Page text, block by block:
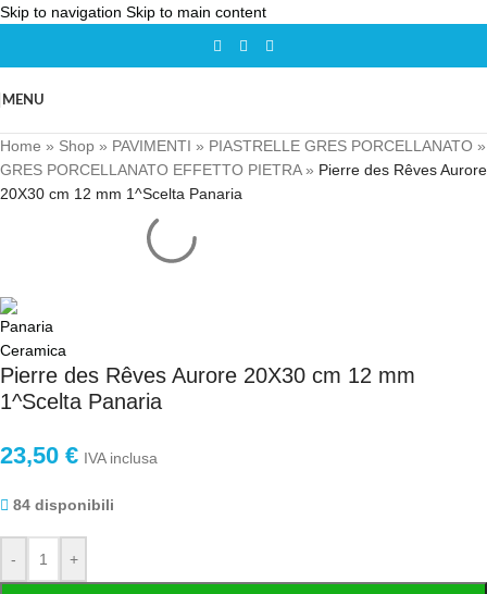
Skip to navigation Skip to main content
MENU
Home » Shop » PAVIMENTI » PIASTRELLE GRES PORCELLANATO »
GRES PORCELLANATO EFFETTO PIETRA» Pierre des Rêves Aurore
20X30 cm 12 mm 1^Scelta Panaria
Pierre des Rêves Aurore 20X30 cm 12 mm
1^Scelta Panaria
23,50 € IVA inclusa
84 disponibili
- +